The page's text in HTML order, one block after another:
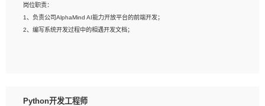
2、熟悉产品及需求规划工具，如:Axure、Xmind、MS Project等；
3、具备良好的交流协调能力，有较强的责任感、工作积极主动；
4、有较强的系统需求分析、文档编写能力、沟通能力；
岗位职责：
1、负责公司AlphaMind AI能力开放平台的前端开发；
2、编写系统开发过程中的相遇开发文档；
3、熟悉react/vue/angular任何一种前端框架，熟悉react优先；
Python开发工程师